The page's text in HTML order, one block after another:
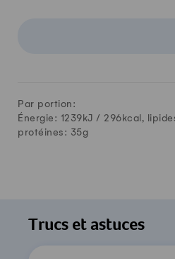
Par portion:
Énergie: 1239kJ / 296 kcal,
protéines: 35g
Trucs et astuces